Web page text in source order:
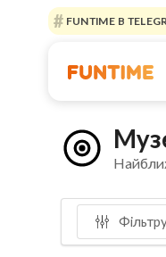
FUNTIME В